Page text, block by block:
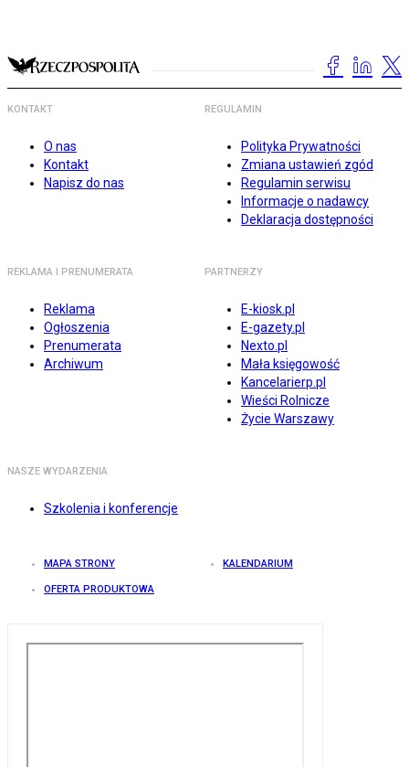
KONTAKT
O nas
Kontakt
Napisz do nas
REGULAMIN
Polityka Prywatności
Zmiana ustawień zgód
Regulamin serwisu
Informacje o nadawcy
Deklaracja dostępności
REKLAMA I PRENUMERATA
Reklama
Ogłoszenia
Prenumerata
Archiwum
PARTNERZY
E-kiosk.pl
E-gazety.pl
Nexto.pl
Mała księgowość
Kancelarierp.pl
Wieści Rolnicze
Życie Warszawy
NASZE WYDARZENIA
Szkolenia i konferencje
MAPA STRONY KALENDARIUM
OFERTA PRODUKTOWA